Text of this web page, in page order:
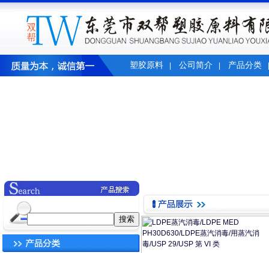
塑胶原料 公司简介 产品分类